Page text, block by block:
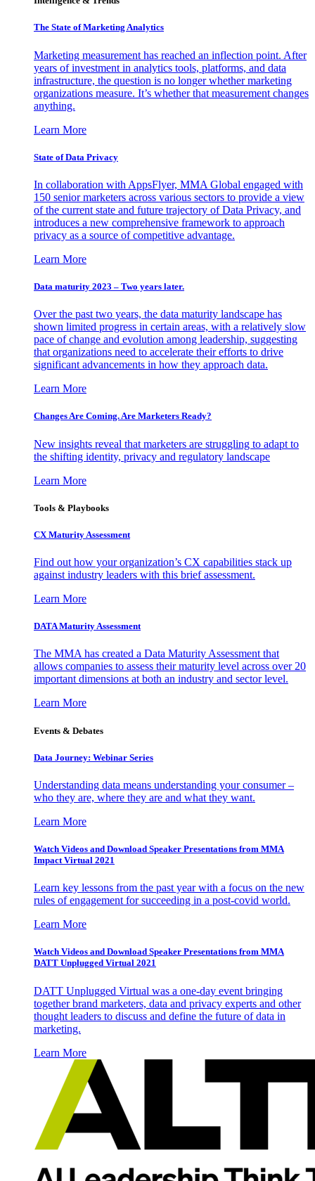
The State of Marketing Analytics
Marketing measurement has reached an inflection point. After
years of investment in analytics tools, platforms, and data
infrastructure, the question is no longer whether marketing
organizations measure. It’s whether that measurement changes
anything.
Learn More
State of Data Privacy
In collaboration with AppsFlyer, MMA Global engaged with
150 senior marketers across various sectors to provide a view
of the current state and future trajectory of Data Privacy, and
introduces a new comprehensive framework to approach
privacy as a source of competitive advantage.
Learn More
Data maturity 2023 – Two years later.
Over the past two years, the data maturity landscape has
shown limited progress in certain areas, with a relatively slow
pace of change and evolution among leadership, suggesting
that organizations need to accelerate their efforts to drive
significant advancements in how they approach data.
Learn More
Changes Are Coming. Are Marketers Ready?
New insights reveal that marketers are struggling to adapt to
the shifting identity, privacy and regulatory landscape
Learn More
Tools & Playbooks
CX Maturity Assessment
Find out how your organization’s CX capabilities stack up
against industry leaders with this brief assessment.
Learn More
DATA Maturity Assessment
The MMA has created a Data Maturity Assessment that
allows companies to assess their maturity level across over 20
important dimensions at both an industry and sector level.
Learn More
Events & Debates
Data Journey: Webinar Series
Understanding data means understanding your consumer –
who they are, where they are and what they want.
Learn More
Watch Videos and Download Speaker Presentations from MMA
Impact Virtual 2021
Learn key lessons from the past year with a focus on the new
rules of engagement for succeeding in a post-covid world.
Learn More
Watch Videos and Download Speaker Presentations from MMA
DATT Unplugged Virtual 2021
DATT Unplugged Virtual was a one-day event bringing
together brand marketers, data and privacy experts and other
thought leaders to discuss and define the future of data in
marketing.
Learn More